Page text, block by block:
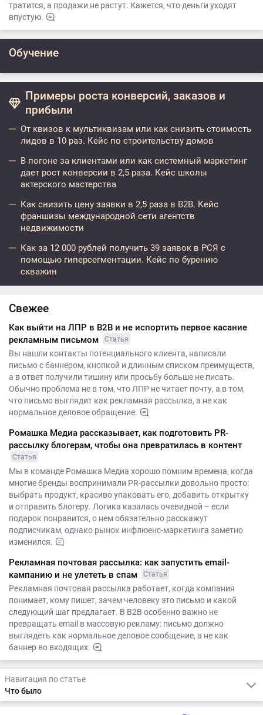
тратится, а продажи не растут. Кажется, что деньги уходят
впустую.
Обучение
Примеры роста конверсий, заказов и
прибыли
От квизов к мультиквизам или как снизить стоимость
лидов в 10 раз. Кейс по строительству домов
В погоне за клиентами или как системный маркетинг
дает рост конверсии в 2,5 раза. Кейс школы
актерского мастерства
Как снизить цену заявки в 2,5 раза в B2B. Кейс
франшизы международной сети агентств
недвижимости
Как за 12 000 рублей получить 39 заявок в РСЯ с
помощью гиперсегментации. Кейс по бурению
скважин
Свежее
Как выйти на ЛПР в B2B и не испортить первое касание
рекламным письмом
Статья
Вы нашли контакты потенциального клиента, написали
письмо с баннером, кнопкой и длинным списком преимуществ,
а в ответ получили тишину или просьбу больше не писать.
Обычно проблема не в том, что ЛПР не читает почту, а в том,
что письмо выглядит как рекламная рассылка, а не как
нормальное деловое обращение.
Ромашка Медиа рассказывает, как подготовить PR-
рассылку блогерам, чтобы она превратилась в контент
Статья
Мы в команде Ромашка Медиа хорошо помним времена, когда
многие бренды воспринимали PR-рассылки довольно просто:
выбрать продукт, красиво упаковать его, добавить открытку
и отправить блогеру. Логика казалась очевидной – если
подарок понравится, о нем обязательно расскажут
подписчикам, однако рынок инфлюенс-маркетинга заметно
изменился.
Рекламная почтовая рассылка: как запустить email-
кампанию и не улететь в спам
Статья
Рекламная почтовая рассылка работает, когда компания
понимает, кому пишет, зачем человеку это письмо и какой
следующий шаг предлагает. В B2B особенно важно не
превращать email в массовую рекламу: письмо должно
выглядеть как нормальное деловое сообщение, а не как
баннер во входящих.
Навигация по статье
Что было